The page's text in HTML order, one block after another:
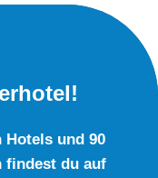
Hotels und 90
findest du auf